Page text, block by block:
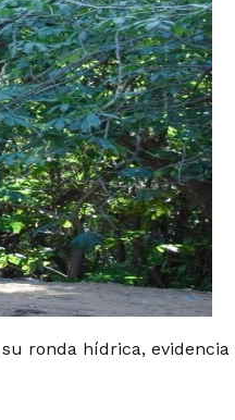
ronda hídrica, evidencia